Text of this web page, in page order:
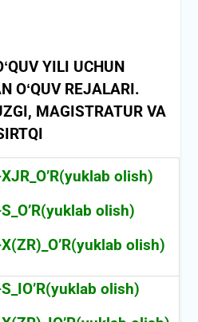
YILI UCHUN
OʻQUV REJALARI.
MAGISTRATUR VA
olish)
olish)
olish)
olish)